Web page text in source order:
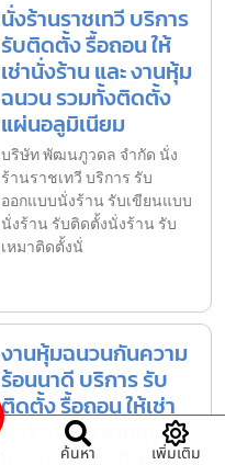
นั่งร้านราชเทวี บริการ
รับติดตั้ง รื้อถอน ให้
เช่านั่งร้าน และ งานหุ้ม
ฉนวน รวมทั้งติดตั้ง
แผ่นอลูมิเนียม
บริษัท พัฒนภูวดล จำกัด นั่ง
ร้านราชเทวี บริการ รับ
ออกแบบนั่งร้าน รับเขียนแบบ
นั่งร้าน รับติดตั้งนั่งร้าน รับ
เหมาติดตั้งนั่
งานหุ้มฉนวนกันความ
ร้อนนาดี บริการ รับ
ติดตั้ง รื้อถอน ให้เช่า
นั่งร้าน และ งานหุ้ม
ฉนวน รวมทั้งติดตั้ง
ค้นหา เพิ่มเติม